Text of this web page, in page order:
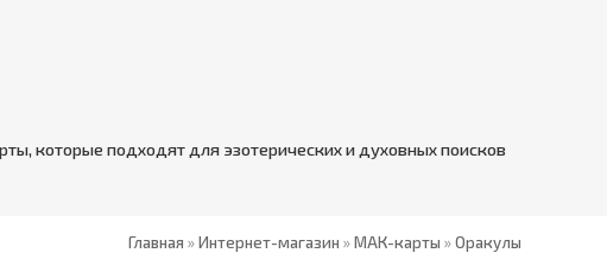
которые подходят для эзотерических и духовных поисков
Главная »Интернет-магазин »МАК-карты »Оракулы